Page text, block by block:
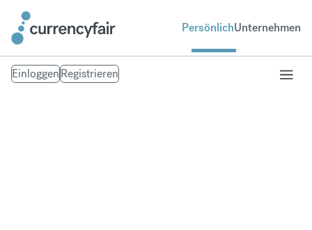
PersönlichUnternehmen
EinloggenRegistrieren